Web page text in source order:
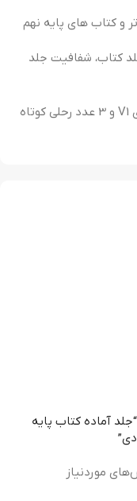
و کتاب های پایه نهم
کتاب، شفافیت جلد
تعداد در بسته 13 عدد شامل 10 عدد وزیری V1 و 3 عدد رحلی کوتاه
آماده کتاب پایه
موردنیاز